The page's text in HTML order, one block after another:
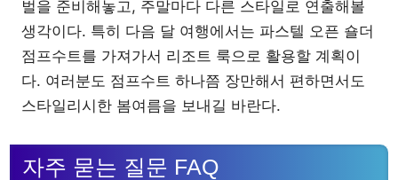
벌을 준비해놓고, 주말마다 다른 스타일로 연출해볼
생각이다. 특히 다음 달 여행에서는 파스텔 오픈 숄더
점프수트를 가져가서 리조트 룩으로 활용할 계획이
다. 여러분도 점프수트 하나쯤 장만해서 편하면서도
스타일리시한 봄여름을 보내길 바란다.
자주 묻는 질문 FAQ